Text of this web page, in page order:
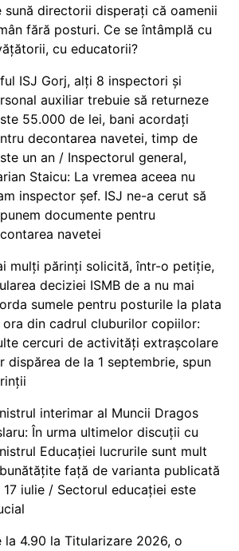
sună directorii disperați că oamenii
fără posturi. Ce se întâmplă cu
cu educatorii?
ISJ Gorj, alți 8 inspectori și
auxiliar trebuie să returneze
55.000 de lei, bani acordați
decontarea navetei, timp de
un an / Inspectorul general,
Staicu: La vremea aceea nu
inspector șef. ISJ ne-a cerut să
documente pentru
navetei
mulți părinți solicită, într-o petiție,
deciziei ISMB de a nu mai
sumele pentru posturile la plata
ora din cadrul cluburilor copiilor:
cercuri de activități extrașcolare
dispărea de la 1 septembrie, spun
interimar al Muncii Dragos
În urma ultimelor discuții cu
Educației lucrurile sunt mult
față de varianta publicată
17 iulie / Sectorul educației este
la 4.90 la Titularizare 2026, o